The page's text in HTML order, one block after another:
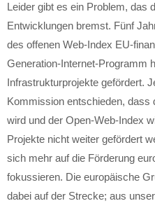
Leider gibt es ein Problem, das
Entwicklungen bremst. Fünf
des offenen Web-Index EU-
Generation-Internet-Programm
Infrastrukturprojekte gefördert.
Kommission entschieden, dass
wird und der Open-Web-Index
Projekte nicht weiter gefördert
sich mehr auf die Förderung
fokussieren. Die europäische
dabei auf der Strecke; aus